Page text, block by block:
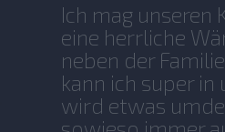
Ich mag
eine herrliche
neben der
kann ich super in
wird etwas